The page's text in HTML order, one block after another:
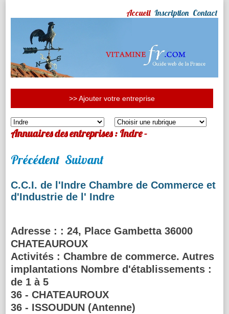
Accueil Inscription Contact
>> Ajouter votre entreprise
Annuaires des entreprises : Indre -
Précédent Suivant
C.C.I. de l'Indre Chambre de Commerce et
d'Industrie de l' Indre
Adresse : : 24, Place Gambetta 36000
CHATEAUROUX
Activités : Chambre de commerce. Autres
implantations Nombre d'établissements :
de 1 à 5
36 - CHATEAUROUX
36 - ISSOUDUN (Antenne)